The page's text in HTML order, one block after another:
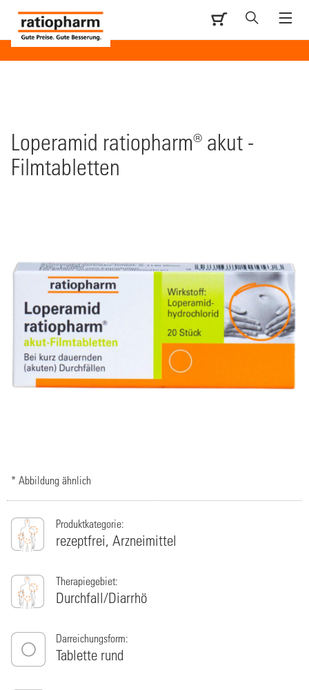
Loperamid ratiopharm® akut -
Filmtabletten
* Abbildung ähnlich
Produktkategorie:
rezeptfrei, Arzneimittel
Therapiegebiet:
Durchfall/Diarrhö
Darreichungsform:
Tablette rund